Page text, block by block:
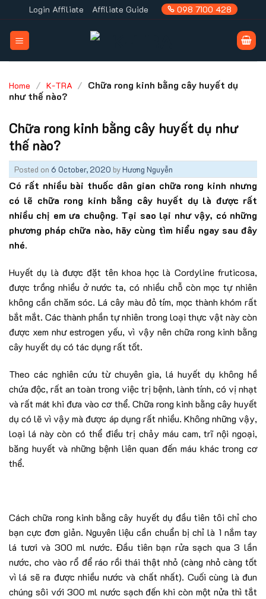
to
content
Login Affiliate Affiliate Guide 098 7100 428
Home / K-TRA / Chữa rong kinh bằng cây huyết dụ
như thế nào?
Chữa rong kinh bằng cây huyết dụ như
thế nào?
Posted on 6 October, 2020 byHương Nguyễn
Có rất nhiều bài thuốc dân gian chữa rong kinh nhưng
có lẽ chữa rong kinh bằng cây huyết dụ là được rất
nhiều chị em ưa chuộng. Tại sao lại như vậy, có những
phương pháp chữa nào, hãy cùng tìm hiểu ngay sau đây
nhé.
Huyết dụ là được đặt tên khoa học là Cordyline fruticosa,
được trồng nhiều ở nước ta, có nhiều chỗ còn mọc tự nhiên
không cần chăm sóc. Lá cây màu đỏ tím, mọc thành khóm rất
bắt mắt. Các thành phần tự nhiên trong loại thực vật này còn
được xem như estrogen yếu, vì vậy nên chữa rong kinh bằng
cây huyết dụ có tác dụng rất tốt.
Theo các nghiên cứu từ chuyên gia, lá huyết dụ không hề
chứa độc, rất an toàn trong việc trị bệnh, lành tính, có vị nhạt
và rất mát khi đưa vào cơ thể. Chữa rong kinh bằng cây huyết
dụ có lẽ vì vậy mà được áp dụng rất nhiều. Không những vậy,
loại lá này còn có thể điều trị chảy máu cam, trĩ nội ngoại,
băng huyết và những bệnh liên quan đến máu khác trong cơ
thể.
Cách chữa rong kinh bằng cây huyết dụ đầu tiên tôi chỉ cho
bạn cực đơn giản. Nguyên liệu cần chuẩn bị chỉ là 1 nắm tay
lá tươi và 300 ml nước. Đầu tiên bạn rửa sạch qua 3 lần
nước, cho vào rổ để ráo rồi thái thật nhỏ (càng nhỏ càng tốt
vì lá sẽ ra được nhiều nước và chất nhất). Cuối cùng là đun
chúng sôi với 300 ml nước sạch đến khi còn một nửa thì tắt